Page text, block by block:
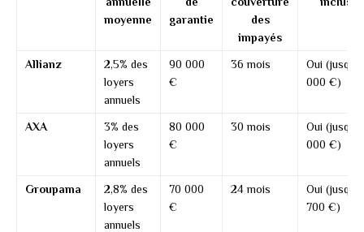
moyenne
garantie
des
impayés
Allianz
2,5% des
loyers
annuels
90 000
€
36 mois
Oui
000 €)
AXA
3% des
loyers
annuels
80 000
€
30 mois
Oui
000 €)
Groupama
2,8% des
loyers
annuels
70 000
€
24 mois
Oui
700 €)